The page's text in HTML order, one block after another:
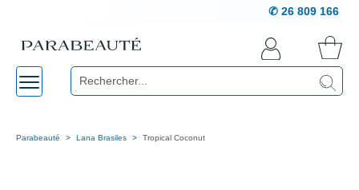
✆ 26 809 166
Parabeauté Lana Brasiles Tropical Coconut